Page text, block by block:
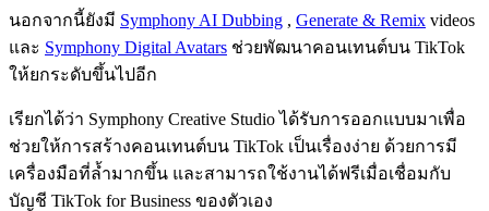
นอกจากนี้ยังมี Symphony AI Dubbing , Generate & Remix videos
และ Symphony Digital Avatars ช่วยพัฒนาคอนเทนต์บน TikTok
ให้ยกระดับขึ้นไปอีก
เรียกได้ว่า Symphony Creative Studio ได้รับการออกแบบมาเพื่อ
ช่วยให้การสร้างคอนเทนต์บน TikTok เป็นเรื่องง่าย ด้วยการมี
เครื่องมือที่ล้ำมากขึ้น และสามารถใช้งานได้ฟรีเมื่อเชื่อมกับ
บัญชี TikTok for Business ของตัวเอง